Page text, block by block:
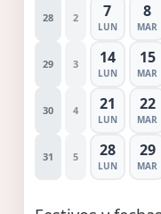
28 2 7
LUN
8
MAR
29 3 14
LUN
15
MAR
30 4 21
LUN
22
MAR
31 5 28
LUN
29
MAR